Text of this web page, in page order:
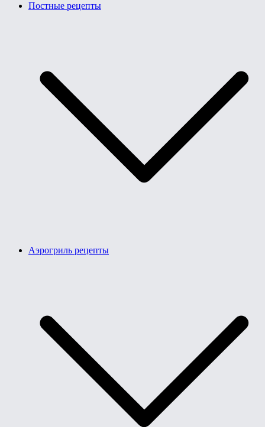
Постные рецепты
Аэрогриль рецепты